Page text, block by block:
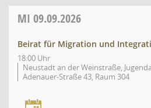
MI 09.09.2026
Beirat für Migration und
18:00 Uhr
Neustadt an der Weinstraße,
Adenauer-Straße 43, Raum 304